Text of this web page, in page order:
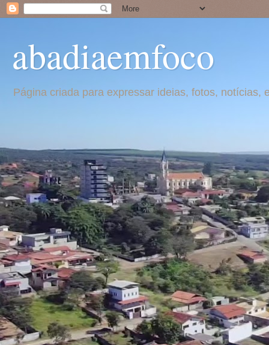
abadiaemfoco
Página criada para expressar ideias, fotos,